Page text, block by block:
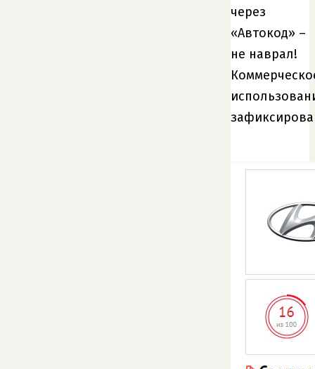
через
«Автокод» –
не наврал!